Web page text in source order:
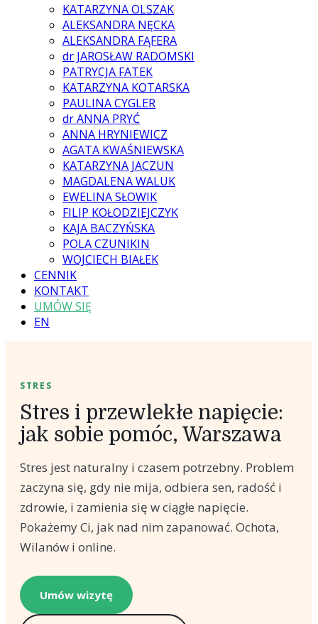
KATARZYNA OLSZAK
ALEKSANDRA NĘCKA
ALEKSANDRA FĄFERA
dr JAROSŁAW RADOMSKI
PATRYCJA FATEK
KATARZYNA KOTARSKA
PAULINA CYGLER
dr ANNA PRYĆ
ANNA HRYNIEWICZ
AGATA KWAŚNIEWSKA
KATARZYNA JACZUN
MAGDALENA WALUK
EWELINA SŁOWIK
FILIP KOŁODZIEJCZYK
KAJA BACZYŃSKA
POLA CZUNIKIN
WOJCIECH BIAŁEK
CENNIK
KONTAKT
UMÓW SIĘ
EN
STRES
Stres i przewlekłe napięcie:
jak sobie pomóc, Warszawa
Stres jest naturalny i czasem potrzebny. Problem
zaczyna się, gdy nie mija, odbiera sen, radość i
zdrowie, i zamienia się w ciągłe napięcie.
Pokażemy Ci, jak nad nim zapanować. Ochota,
Wilanów i online.
Umów wizytę